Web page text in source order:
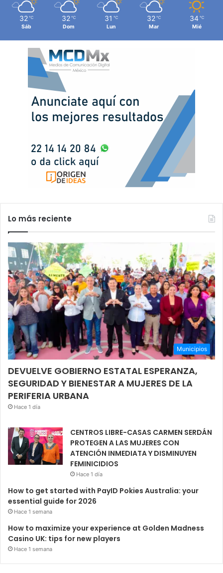
32 ℃
Sáb
32 ℃
Dom
31 ℃
Lun
32 ℃
Mar
34 ℃
Mié
Lo más reciente
Municipios
DEVUELVE GOBIERNO ESTATAL ESPERANZA,
SEGURIDAD Y BIENESTAR A MUJERES DE LA
PERIFERIA URBANA
Hace 1 día
CENTROS LIBRE-CASAS CARMEN SERDÁN
PROTEGEN A LAS MUJERES CON
ATENCIÓN INMEDIATA Y DISMINUYEN
FEMINICIDIOS
Hace 1 día
How to get started with PayID Pokies Australia: your
essential guide for 2026
Hace 1 semana
How to maximize your experience at Golden Madness
Casino UK: tips for new players
Hace 1 semana